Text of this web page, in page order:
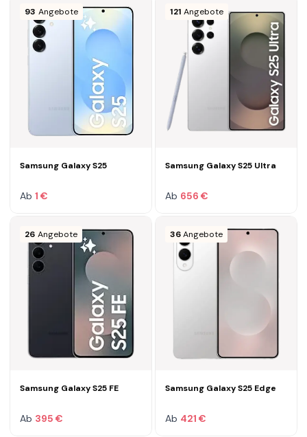
93 Angebote
Samsung Galaxy S25
Ab 1 €
121 Angebote
Samsung Galaxy S25 Ultra
Ab 656 €
26 Angebote
Samsung Galaxy S25 FE
Ab 395 €
36 Angebote
Samsung Galaxy S25 Edge
Ab 421 €